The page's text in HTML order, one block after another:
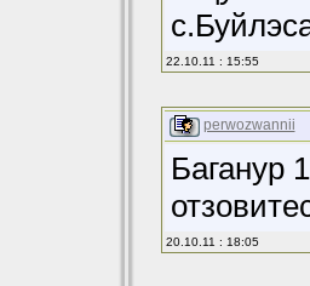
22.10.11 : 15:55
perwozwannii
Баганур
20.10.11 : 18:05